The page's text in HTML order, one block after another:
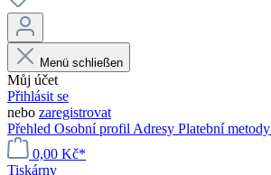
Menü schließen
Můj účet
Přihlásit se
nebo zaregistrovat
Přehled Osobní profil Adresy Platební metody
0,00 Kč*
Tiskárny